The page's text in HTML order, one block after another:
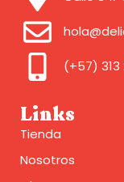
(+57) 313
Links
Tienda
Nosotros